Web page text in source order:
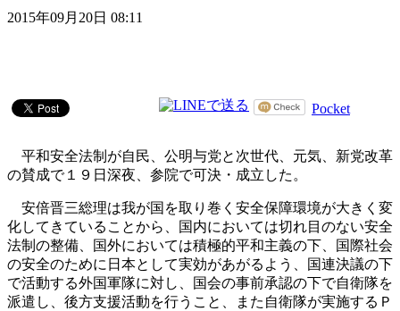
2015年09月20日 08:11
Pocket
平和安全法制が自民、公明与党と次世代、元気、新党改革
の賛成で１９日深夜、参院で可決・成立した。
安倍晋三総理は我が国を取り巻く安全保障環境が大きく変
化してきていることから、国内においては切れ目のない安全
法制の整備、国外においては積極的平和主義の下、国際社会
の安全のために日本として実効があがるよう、国連決議の下
で活動する外国軍隊に対し、国会の事前承認の下で自衛隊を
派遣し、後方支援活動を行うこと、また自衛隊が実施するＰ